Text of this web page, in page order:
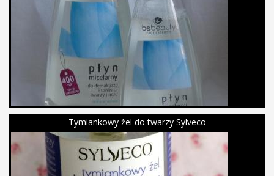
Tymiankowy żel do twarzy Sylveco